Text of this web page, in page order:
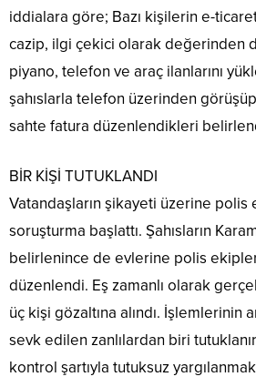
iddialara göre; Bazı kişilerin e-
cazip, ilgi çekici olarak değerinden
piyano, telefon ve araç ilanlarını
şahıslarla telefon üzerinden
sahte fatura düzenlendikleri
BİR KİŞİ TUTUKLANDI
Vatandaşların şikayeti üzerine
soruşturma başlattı. Şahısların
belirlenince de evlerine polis
düzenlendi. Eş zamanlı olarak
üç kişi gözaltına alındı. İşlemlerinin
sevk edilen zanlılardan biri
kontrol şartıyla tutuksuz